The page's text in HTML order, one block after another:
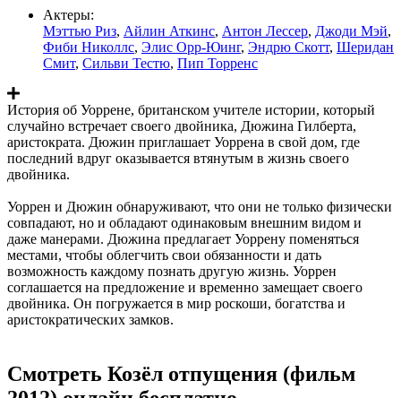
Актеры:
Мэттью Риз, Айлин Аткинс, Антон Лессер, Джоди Мэй,
Фиби Николлс, Элис Орр-Юинг, Эндрю Скотт, Шеридан
Смит, Сильви Тестю, Пип Торренс
История об Уоррене, британском учителе истории, который
случайно встречает своего двойника, Дюжина Гилберта,
аристократа. Дюжин приглашает Уоррена в свой дом, где
последний вдруг оказывается втянутым в жизнь своего
двойника.
Уоррен и Дюжин обнаруживают, что они не только физически
совпадают, но и обладают одинаковым внешним видом и
даже манерами. Дюжина предлагает Уоррену поменяться
местами, чтобы облегчить свои обязанности и дать
возможность каждому познать другую жизнь. Уоррен
соглашается на предложение и временно замещает своего
двойника. Он погружается в мир роскоши, богатства и
аристократических замков.
Смотреть Козёл отпущения (фильм